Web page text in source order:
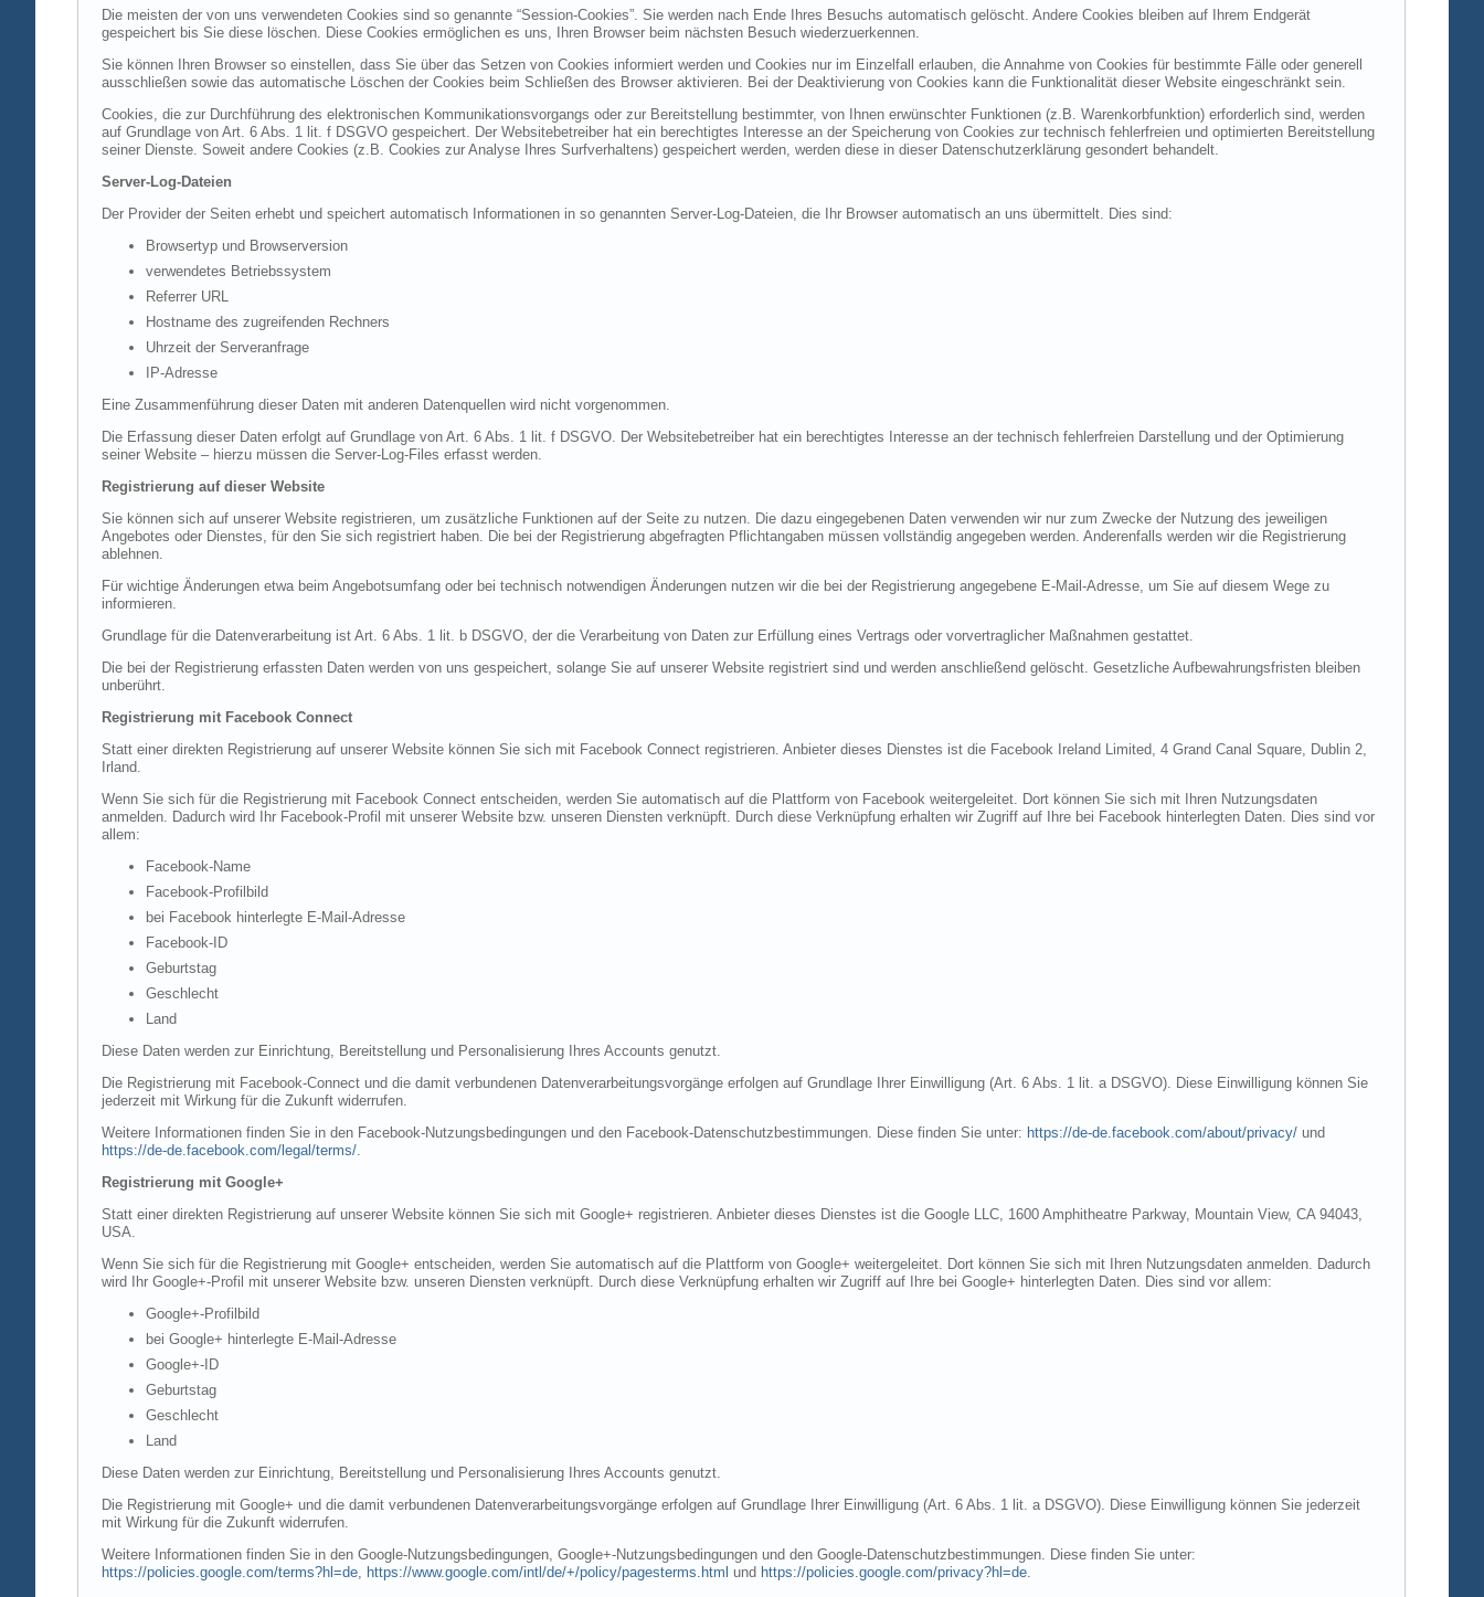
Die meisten der von uns verwendeten Cookies sind so genannte “Session-Cookies”. Sie werden nach Ende Ihres Besuchs automatisch gelöscht. Andere Cookies bleiben auf Ihrem Endgerät
gespeichert bis Sie diese löschen. Diese Cookies ermöglichen es uns, Ihren Browser beim nächsten Besuch wiederzuerkennen.
Sie können Ihren Browser so einstellen, dass Sie über das Setzen von Cookies informiert werden und Cookies nur im Einzelfall erlauben, die Annahme von Cookies für bestimmte Fälle oder generell
ausschließen sowie das automatische Löschen der Cookies beim Schließen des Browser aktivieren. Bei der Deaktivierung von Cookies kann die Funktionalität dieser Website eingeschränkt sein.
Cookies, die zur Durchführung des elektronischen Kommunikationsvorgangs oder zur Bereitstellung bestimmter, von Ihnen erwünschter Funktionen (z.B. Warenkorbfunktion) erforderlich sind, werden
auf Grundlage von Art. 6 Abs. 1 lit. f DSGVO gespeichert. Der Websitebetreiber hat ein berechtigtes Interesse an der Speicherung von Cookies zur technisch fehlerfreien und optimierten Bereitstellung
seiner Dienste. Soweit andere Cookies (z.B. Cookies zur Analyse Ihres Surfverhaltens) gespeichert werden, werden diese in dieser Datenschutzerklärung gesondert behandelt.
Server-Log-Dateien
Der Provider der Seiten erhebt und speichert automatisch Informationen in so genannten Server-Log-Dateien, die Ihr Browser automatisch an uns übermittelt. Dies sind:
Browsertyp und Browserversion
verwendetes Betriebssystem
Referrer URL
Hostname des zugreifenden Rechners
Uhrzeit der Serveranfrage
IP-Adresse
Eine Zusammenführung dieser Daten mit anderen Datenquellen wird nicht vorgenommen.
Die Erfassung dieser Daten erfolgt auf Grundlage von Art. 6 Abs. 1 lit. f DSGVO. Der Websitebetreiber hat ein berechtigtes Interesse an der technisch fehlerfreien Darstellung und der Optimierung
seiner Website – hierzu müssen die Server-Log-Files erfasst werden.
Registrierung auf dieser Website
Sie können sich auf unserer Website registrieren, um zusätzliche Funktionen auf der Seite zu nutzen. Die dazu eingegebenen Daten verwenden wir nur zum Zwecke der Nutzung des jeweiligen
Angebotes oder Dienstes, für den Sie sich registriert haben. Die bei der Registrierung abgefragten Pflichtangaben müssen vollständig angegeben werden. Anderenfalls werden wir die Registrierung
ablehnen.
Für wichtige Änderungen etwa beim Angebotsumfang oder bei technisch notwendigen Änderungen nutzen wir die bei der Registrierung angegebene E-Mail-Adresse, um Sie auf diesem Wege zu
informieren.
Grundlage für die Datenverarbeitung ist Art. 6 Abs. 1 lit. b DSGVO, der die Verarbeitung von Daten zur Erfüllung eines Vertrags oder vorvertraglicher Maßnahmen gestattet.
Die bei der Registrierung erfassten Daten werden von uns gespeichert, solange Sie auf unserer Website registriert sind und werden anschließend gelöscht. Gesetzliche Aufbewahrungsfristen bleiben
unberührt.
Registrierung mit Facebook Connect
Statt einer direkten Registrierung auf unserer Website können Sie sich mit Facebook Connect registrieren. Anbieter dieses Dienstes ist die Facebook Ireland Limited, 4 Grand Canal Square, Dublin 2,
Irland.
Wenn Sie sich für die Registrierung mit Facebook Connect entscheiden, werden Sie automatisch auf die Plattform von Facebook weitergeleitet. Dort können Sie sich mit Ihren Nutzungsdaten
anmelden. Dadurch wird Ihr Facebook-Profil mit unserer Website bzw. unseren Diensten verknüpft. Durch diese Verknüpfung erhalten wir Zugriff auf Ihre bei Facebook hinterlegten Daten. Dies sind vor
allem:
Facebook-Name
Facebook-Profilbild
bei Facebook hinterlegte E-Mail-Adresse
Facebook-ID
Geburtstag
Geschlecht
Land
Diese Daten werden zur Einrichtung, Bereitstellung und Personalisierung Ihres Accounts genutzt.
Die Registrierung mit Facebook-Connect und die damit verbundenen Datenverarbeitungsvorgänge erfolgen auf Grundlage Ihrer Einwilligung (Art. 6 Abs. 1 lit. a DSGVO). Diese Einwilligung können Sie
jederzeit mit Wirkung für die Zukunft widerrufen.
Weitere Informationen finden Sie in den Facebook-Nutzungsbedingungen und den Facebook-Datenschutzbestimmungen. Diese finden Sie unter: https://de-de.facebook.com/about/privacy/ und
https://de-de.facebook.com/legal/terms/.
Registrierung mit Google+
Statt einer direkten Registrierung auf unserer Website können Sie sich mit Google+ registrieren. Anbieter dieses Dienstes ist die Google LLC, 1600 Amphitheatre Parkway, Mountain View, CA 94043,
USA.
Wenn Sie sich für die Registrierung mit Google+ entscheiden, werden Sie automatisch auf die Plattform von Google+ weitergeleitet. Dort können Sie sich mit Ihren Nutzungsdaten anmelden. Dadurch
wird Ihr Google+-Profil mit unserer Website bzw. unseren Diensten verknüpft. Durch diese Verknüpfung erhalten wir Zugriff auf Ihre bei Google+ hinterlegten Daten. Dies sind vor allem:
Google+-Profilbild
bei Google+ hinterlegte E-Mail-Adresse
Google+-ID
Geburtstag
Geschlecht
Land
Diese Daten werden zur Einrichtung, Bereitstellung und Personalisierung Ihres Accounts genutzt.
Die Registrierung mit Google+ und die damit verbundenen Datenverarbeitungsvorgänge erfolgen auf Grundlage Ihrer Einwilligung (Art. 6 Abs. 1 lit. a DSGVO). Diese Einwilligung können Sie jederzeit
mit Wirkung für die Zukunft widerrufen.
Weitere Informationen finden Sie in den Google-Nutzungsbedingungen, Google+-Nutzungsbedingungen und den Google-Datenschutzbestimmungen. Diese finden Sie unter:
https://policies.google.com/terms?hl=de, https://www.google.com/intl/de/+/policy/pagesterms.html und https://policies.google.com/privacy?hl=de.